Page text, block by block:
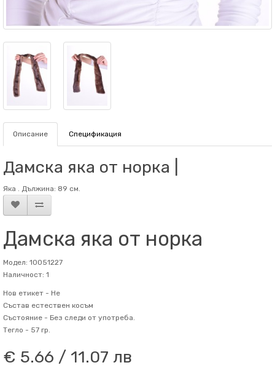
Описание Спецификация
Дамска яка от норка |
Яка . Дължина: 89 см.
Дамска яка от норка
Модел: 10051227
Наличност: 1
Нов етикет - Не
Състав естествен косъм
Състояние - Без следи от употреба.
Тегло - 57 гр.
€ 5.66 / 11.07 лв